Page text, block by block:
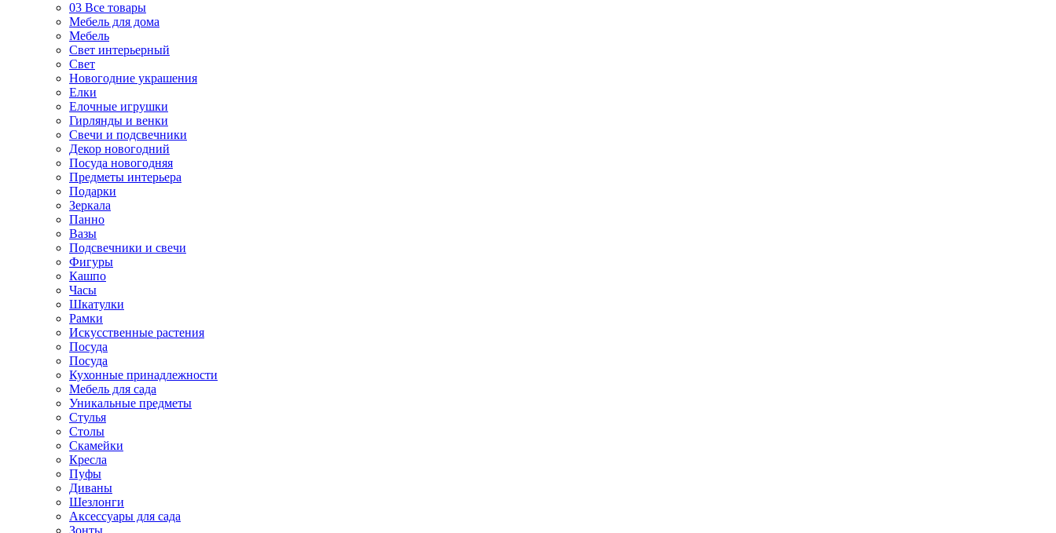
03 Все товары
Мебель для дома
Мебель
Свет интерьерный
Свет
Новогодние украшения
Елки
Елочные игрушки
Гирлянды и венки
Свечи и подсвечники
Декор новогодний
Посуда новогодняя
Предметы интерьера
Подарки
Зеркала
Панно
Вазы
Подсвечники и свечи
Фигуры
Кашпо
Часы
Шкатулки
Рамки
Искусственные растения
Посуда
Посуда
Кухонные принадлежности
Мебель для сада
Уникальные предметы
Стулья
Столы
Скамейки
Кресла
Пуфы
Диваны
Шезлонги
Аксессуары для сада
Зонты